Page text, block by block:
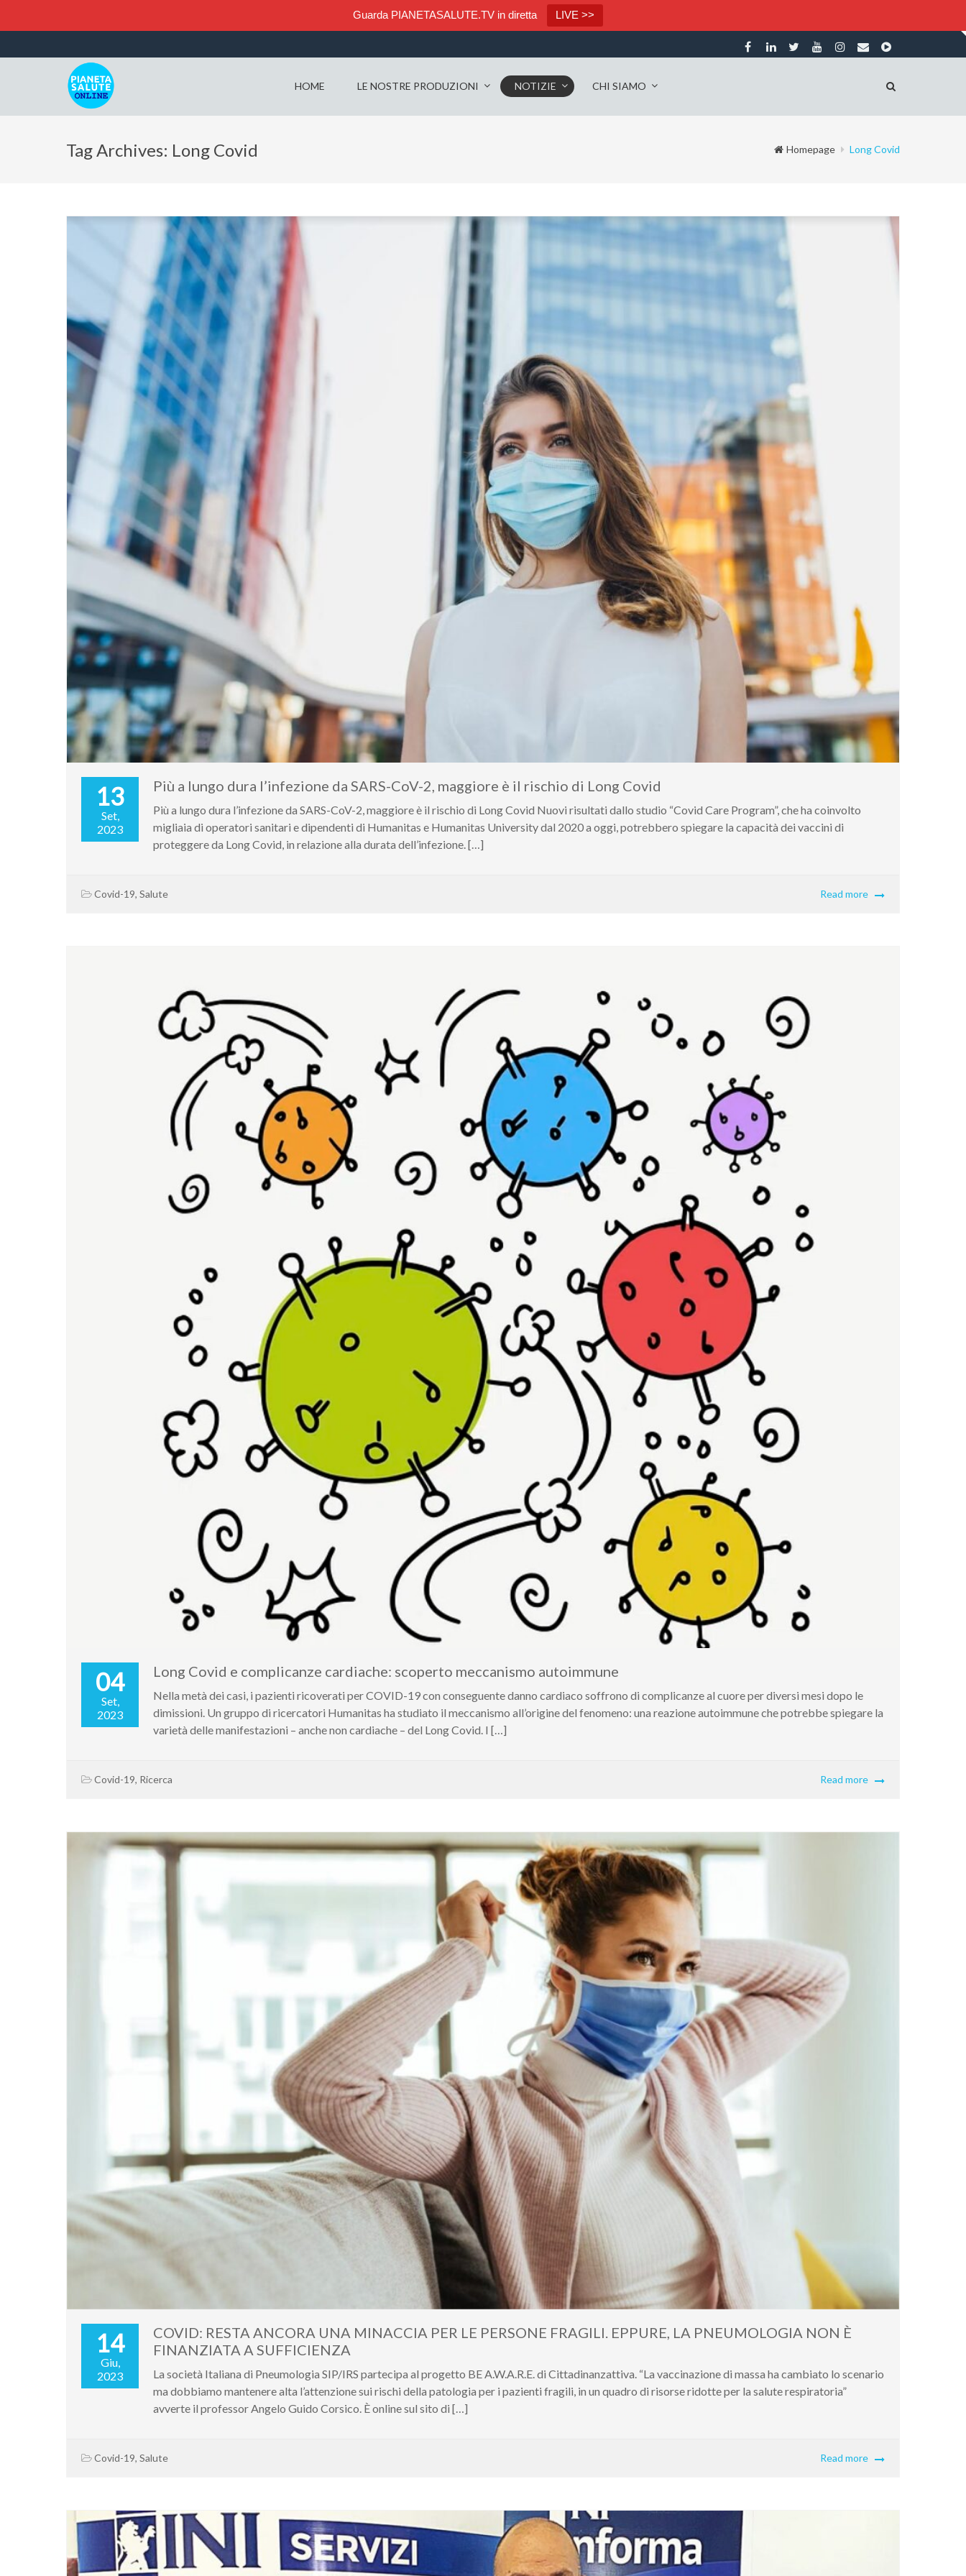
Guarda PIANETASALUTE.TV in diretta LIVE >>
HOME LE NOSTRE PRODUZIONI NOTIZIE CHI SIAMO
Tag Archives: Long Covid Homepage Long Covid
13
Set,
2023
Più a lungo dura l’infezione da SARS-CoV-2, maggiore è il rischio di Long Covid
Più a lungo dura l’infezione da SARS-CoV-2, maggiore è il rischio di Long Covid Nuovi risultati dallo studio “Covid Care Program”, che ha coinvolto
migliaia di operatori sanitari e dipendenti di Humanitas e Humanitas University dal 2020 a oggi, potrebbero spiegare la capacità dei vaccini di
proteggere da Long Covid, in relazione alla durata dell’infezione. […]
Covid-19, Salute Read more
04
Set,
2023
Long Covid e complicanze cardiache: scoperto meccanismo autoimmune
Nella metà dei casi, i pazienti ricoverati per COVID-19 con conseguente danno cardiaco soffrono di complicanze al cuore per diversi mesi dopo le
dimissioni. Un gruppo di ricercatori Humanitas ha studiato il meccanismo all’origine del fenomeno: una reazione autoimmune che potrebbe spiegare la
varietà delle manifestazioni – anche non cardiache – del Long Covid. I […]
Covid-19, Ricerca Read more
14
Giu,
2023
COVID: RESTA ANCORA UNA MINACCIA PER LE PERSONE FRAGILI. EPPURE, LA PNEUMOLOGIA NON È
FINANZIATA A SUFFICIENZA
La società Italiana di Pneumologia SIP/IRS partecipa al progetto BE A.W.A.R.E. di Cittadinanzattiva. “La vaccinazione di massa ha cambiato lo scenario
ma dobbiamo mantenere alta l’attenzione sui rischi della patologia per i pazienti fragili, in un quadro di risorse ridotte per la salute respiratoria”
avverte il professor Angelo Guido Corsico. È online sul sito di […]
Covid-19, Salute Read more